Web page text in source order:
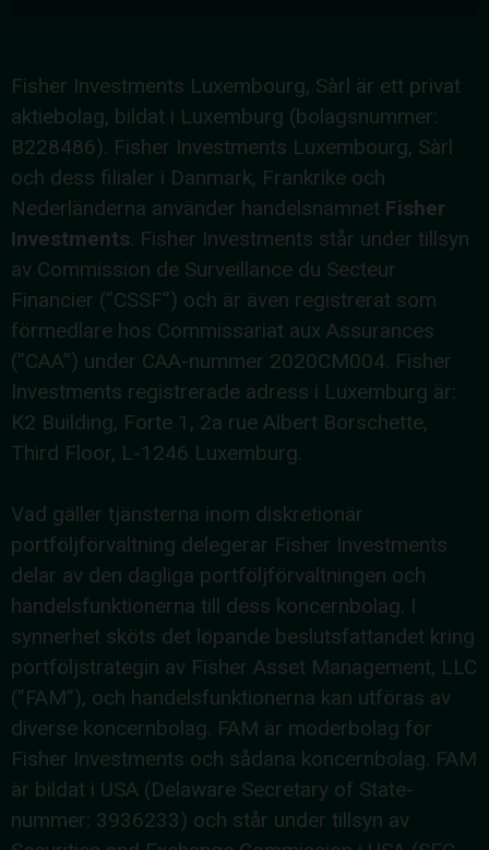
Fisher Investments Luxembourg, Sàrl är ett privat
aktiebolag, bildat i Luxemburg (bolagsnummer:
B228486). Fisher Investments Luxembourg, Sàrl
och dess filialer i Danmark, Frankrike och
Nederländerna använder handelsnamnet Fisher
Investments. Fisher Investments står under tillsyn
av Commission de Surveillance du Secteur
Financier (”CSSF”) och är även registrerat som
förmedlare hos Commissariat aux Assurances
(”CAA”) under CAA-nummer 2020CM004. Fisher
Investments registrerade adress i Luxemburg är:
K2 Building, Forte 1, 2a rue Albert Borschette,
Third Floor, L-1246 Luxemburg.
Vad gäller tjänsterna inom diskretionär
portföljförvaltning delegerar Fisher Investments
delar av den dagliga portföljförvaltningen och
handelsfunktionerna till dess koncernbolag. I
synnerhet sköts det löpande beslutsfattandet kring
portföljstrategin av Fisher Asset Management, LLC
(”FAM”), och handelsfunktionerna kan utföras av
diverse koncernbolag. FAM är moderbolag för
Fisher Investments och sådana koncernbolag. FAM
är bildat i USA (Delaware Secretary of State-
nummer: 3936233) och står under tillsyn av